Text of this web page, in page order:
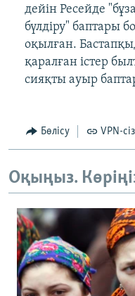
дейін Ресейде
бүлдіру" баптары
оқылған.
қаралған істер
сияқты ауыр
Бөлісу VPN-
Оқыңыз.